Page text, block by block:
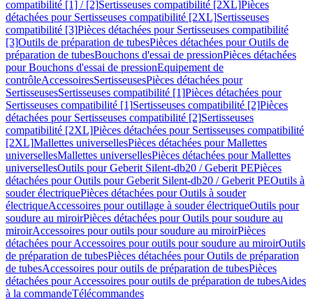
compatibilité [1] / [2]Sertisseuses compatibilité [2XL]Pièces
détachées pour Sertisseuses compatibilité [2XL]Sertisseuses
compatibilité [3]Pièces détachées pour Sertisseuses compatibilité
[3]Outils de préparation de tubesPièces détachées pour Outils de
préparation de tubesBouchons d'essai de pressionPièces détachées
pour Bouchons d'essai de pressionEquipement de
contrôleAccessoiresSertisseusesPièces détachées pour
SertisseusesSertisseuses compatibilité [1]Pièces détachées pour
Sertisseuses compatibilité [1]Sertisseuses compatibilité [2]Pièces
détachées pour Sertisseuses compatibilité [2]Sertisseuses
compatibilité [2XL]Pièces détachées pour Sertisseuses compatibilité
[2XL]Mallettes universellesPièces détachées pour Mallettes
universellesMallettes universellesPièces détachées pour Mallettes
universellesOutils pour Geberit Silent-db20 / Geberit PEPièces
détachées pour Outils pour Geberit Silent-db20 / Geberit PEOutils à
souder électriquePièces détachées pour Outils à souder
électriqueAccessoires pour outillage à souder électriqueOutils pour
soudure au miroirPièces détachées pour Outils pour soudure au
miroirAccessoires pour outils pour soudure au miroirPièces
détachées pour Accessoires pour outils pour soudure au miroirOutils
de préparation de tubesPièces détachées pour Outils de préparation
de tubesAccessoires pour outils de préparation de tubesPièces
détachées pour Accessoires pour outils de préparation de tubesAides
à la commandeTélécommandes